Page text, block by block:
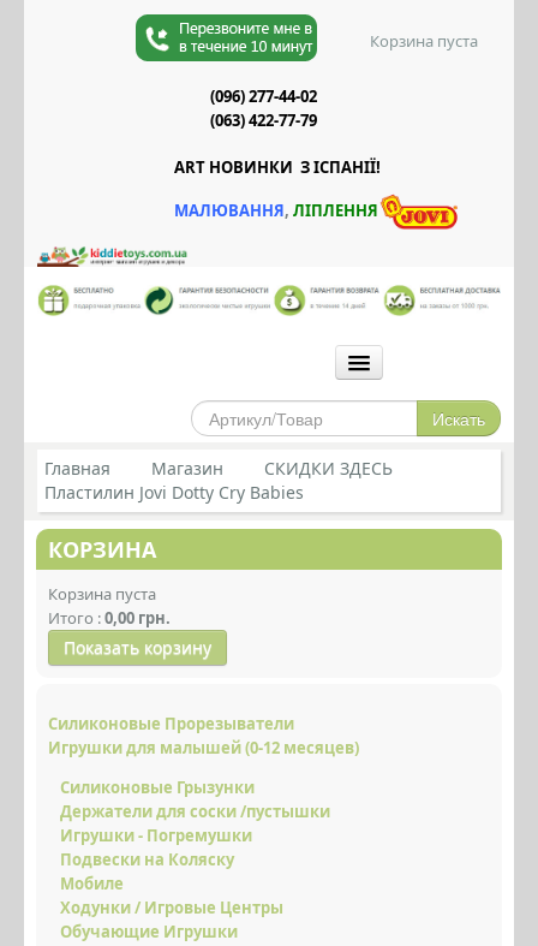
Корзина пуста
(096) 277-44-02
(063) 422-77-79
ART НОВИНКИ З ІСПАНІЇ!
МАЛЮВАННЯ, ЛІПЛЕННЯ
МАГАЗИН
СИЛИКОНОВЫЕ ПРОРЕЗЫВАТЕЛИ
ИГРУШКИ ДЛЯ МАЛЫШЕЙ (0 - 12
РАЗВИВАЮЩИЕ ИГРУШКИ GOKI (1 – 7
ЛЕТ)
ТЕТРАДИ KUMON
ЛОГОПЕДИЧЕСКИЕ ИГРЫ
ДЕТСКАЯ ЛИТЕРАТУРА
НАБОРЫ ДЛЯ ТВОРЧЕСТВА
ДЕКОР ДЛЯ ДЕТСКОЙ КОМНАТЫ
Главная Магазин
СКИДКИ ЗДЕСЬ
Пластилин Jovi Dotty Cry Babies
КОРЗИНА
Корзина пуста
Итого :0,00 грн.
Показать корзину
Силиконовые Прорезыватели
Игрушки для малышей (0-12 месяцев)
Силиконовые Грызунки
Держатели для соски /пустышки
Игрушки - Погремушки
Подвески на Коляску
Мобиле
Ходунки / Игровые Центры
Обучающие Игрушки